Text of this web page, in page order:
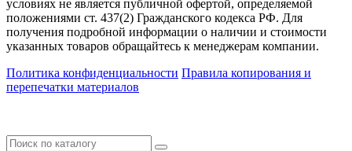
условиях не является публичной офертой, определяемой
положениями ст. 437(2) Гражданского кодекса РФ. Для
получения подробной информации о наличии и стоимости
указанных товаров обращайтесь к менеджерам компании.
Политика конфиденциальности Правила копирования и
перепечатки материалов